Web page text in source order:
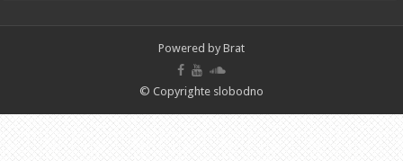
Powered by Brat
© Copyrighte slobodno